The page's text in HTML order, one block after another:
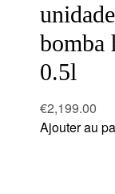
bomba
0.5l
€2,199.00
Ajouter au